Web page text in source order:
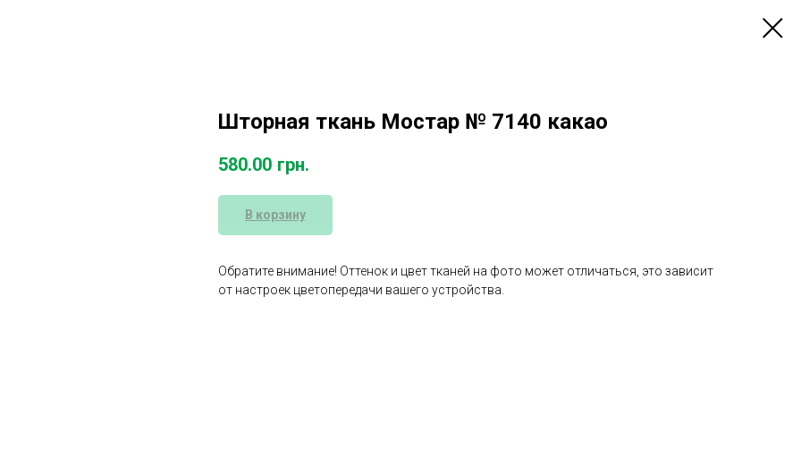
Шторная ткань Мостар № 7140 какао
580.00 грн.
В корзину
Обратите внимание! Оттенок и цвет тканей на фото может отличаться, это зависит
от настроек цветопередачи вашего устройства.